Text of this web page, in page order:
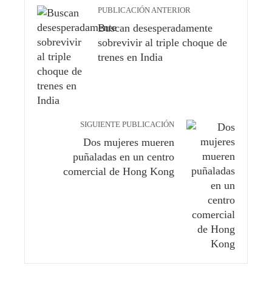
PUBLICACIÓN ANTERIOR
Buscan desesperadamente
sobrevivir al triple choque de
trenes en India
SIGUIENTE PUBLICACIÓN
Dos mujeres mueren
puñaladas en un centro
comercial de Hong Kong